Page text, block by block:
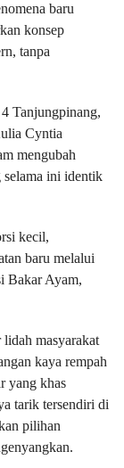
baru
konsep
tanpa
Tanjungpinang,
Cyntia
mengubah
selama ini identik
kecil,
baru melalui
Bakar Ayam,
masyarakat
kaya rempah
yang khas
tarik tersendiri di
pilihan